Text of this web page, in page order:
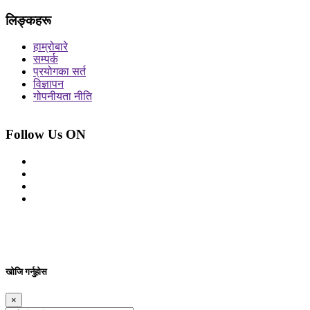
लिङ्कहरू
हाम्रोबारे
सम्पर्क
प्रयोगका सर्त
विज्ञापन
गोपनीयता नीति
Follow Us ON
खोजि गर्नुहोस
×